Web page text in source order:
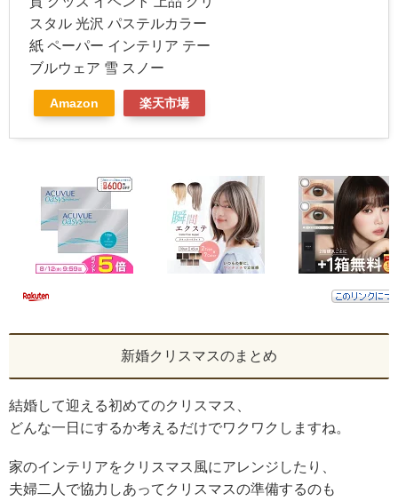
スタル 光沢 パステルカラー
紙 ペーパー インテリア テー
ブルウェア 雪 スノー
Amazon 楽天市場
新婚クリスマスのまとめ
結婚して迎える初めてのクリスマス、
どんな一日にするか考えるだけでワクワクしますね。
家のインテリアをクリスマス風にアレンジしたり、
夫婦二人で協力しあってクリスマスの準備するのも